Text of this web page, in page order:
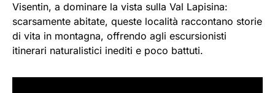
Visentin, a dominare la vista sulla Val Lapisina:
scarsamente abitate, queste località raccontano storie
di vita in montagna, offrendo agli escursionisti
itinerari naturalistici inediti e poco battuti.